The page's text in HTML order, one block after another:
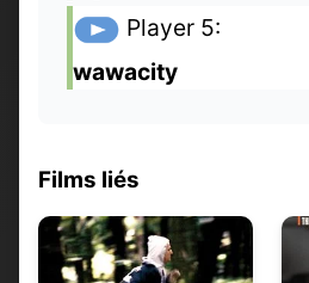
Player 5:
wawacity
Films liés